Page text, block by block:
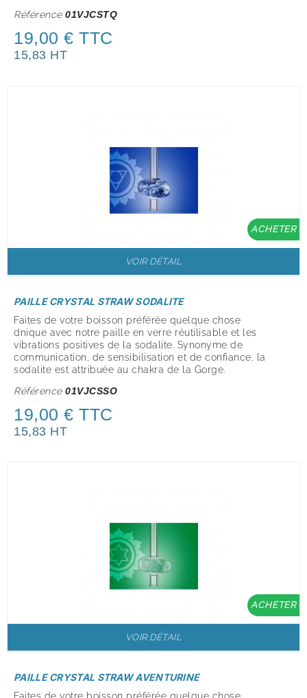
Référence 01VJCSTQ
19,00 € TTC
15,83 HT
ACHETER
VOIR DÉTAIL
PAILLE CRYSTAL STRAW SODALITE
Faites de votre boisson préférée quelque chose
dnique avec notre paille en verre réutilisable et les
vibrations positives de la sodalite. Synonyme de
communication, de sensibilisation et de confiance, la
sodalite est attribuée au chakra de la Gorge.
Référence 01VJCSSO
19,00 € TTC
15,83 HT
ACHETER
VOIR DÉTAIL
PAILLE CRYSTAL STRAW AVENTURINE